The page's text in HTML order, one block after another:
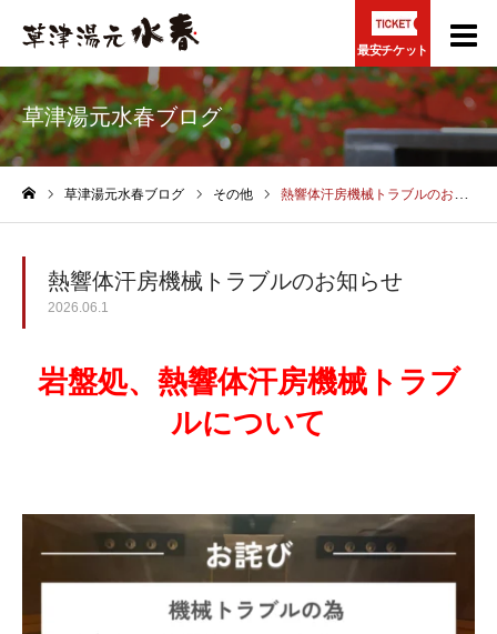
最安チケット
草津湯元水春ブログ
草津湯元水春ブログ その他 熱響体汗房機械トラブルのお知らせ
熱響体汗房機械トラブルのお知らせ
2026.06.1
岩盤処、熱響体汗房機械トラブ
ルについて